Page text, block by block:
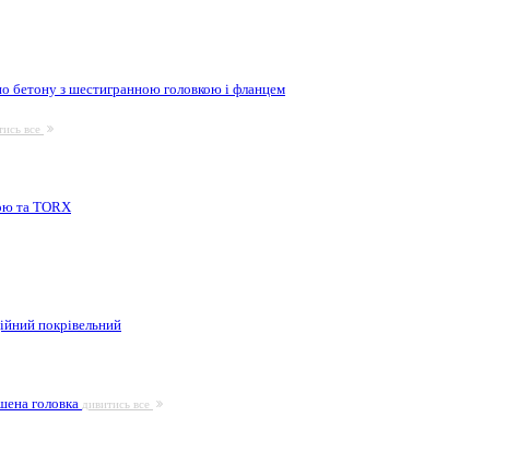
бетону з шестигранною головкою і фланцем
все
та TORX
покрівельний
головка дивитись все